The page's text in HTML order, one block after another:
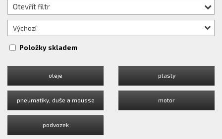
Otevřít filtr
Výchozí
Položky skladem
oleje plasty
pneumatiky, duše a mousse motor
podvozek